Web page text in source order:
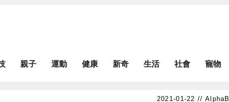
親子 運動 健康 新奇 生活 社會 寵物
AlphaB